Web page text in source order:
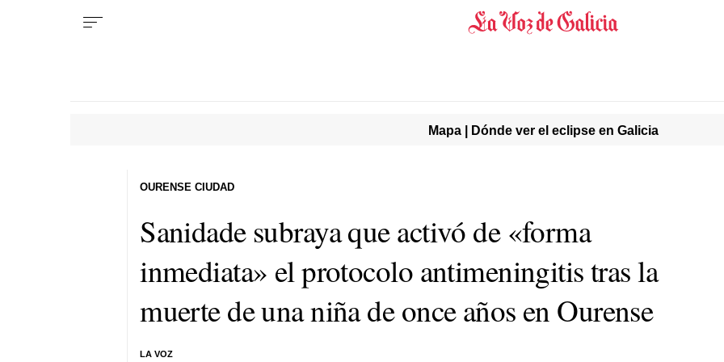
Mapa | Dónde ver el eclipse en Galicia
Sanidade subraya que activó de «forma
inmediata» el protocolo antimeningitis tras la
muerte de una niña de once años en Ourense
LA VOZ
OURENSE CIUDAD